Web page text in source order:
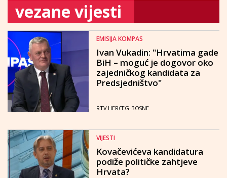
vezane vijesti
EMISIJA KOMPAS
Ivan Vukadin: "Hrvatima gade
BiH – moguć je dogovor oko
zajedničkog kandidata za
Predsjedništvo"
RTV HERCEG-BOSNE
VIJESTI
Kovačevićeva kandidatura
podiže političke zahtjeve
Hrvata?